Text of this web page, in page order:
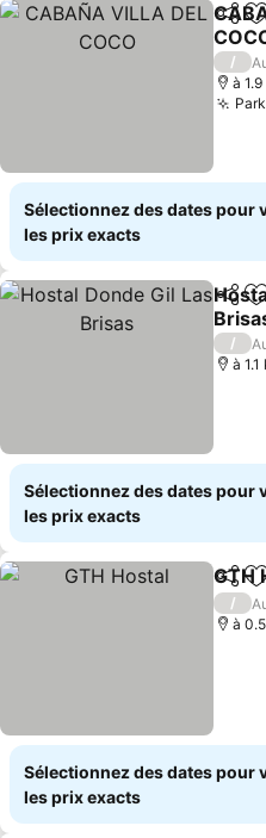
/
à
Sélectionnez des dates pour
les prix exacts
/
à
Sélectionnez des dates pour
les prix exacts
GTH
/
à
Sélectionnez des dates pour
les prix exacts